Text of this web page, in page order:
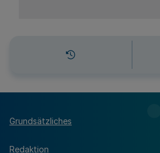
Grundsätzliches
Redaktion